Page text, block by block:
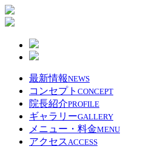
最新情報NEWS
コンセプト CONCEPT
院長紹介PROFILE
ギャラリーGALLERY
メニュー・料金MENU
アクセスACCESS